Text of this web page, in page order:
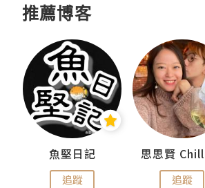
推薦博客
魚堅日記
追蹤 追蹤